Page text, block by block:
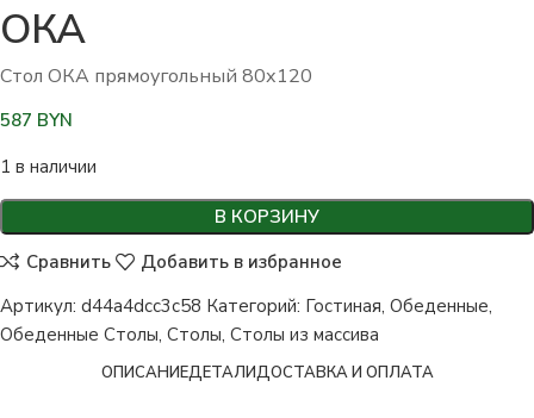
ОКА
Стол ОКА прямоугольный 80х120
587 BYN
1 в наличии
В КОРЗИНУ
Сравнить
Добавить в избранное
Артикул: d44a4dcc3c58 Категорий: Гостиная, Обеденные,
Обеденные Столы, Столы, Столы из массива
ОПИСАНИЕДЕТАЛИДОСТАВКА И ОПЛАТА